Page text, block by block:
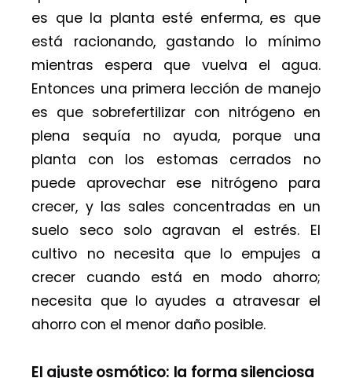
es que la planta esté enferma, es que
está racionando, gastando lo mínimo
mientras espera que vuelva el agua.
Entonces una primera lección de manejo
es que sobrefertilizar con nitrógeno en
plena sequía no ayuda, porque una
planta con los estomas cerrados no
puede aprovechar ese nitrógeno para
crecer, y las sales concentradas en un
suelo seco solo agravan el estrés. El
cultivo no necesita que lo empujes a
crecer cuando está en modo ahorro;
necesita que lo ayudes a atravesar el
ahorro con el menor daño posible.
El ajuste osmótico: la forma silenciosa